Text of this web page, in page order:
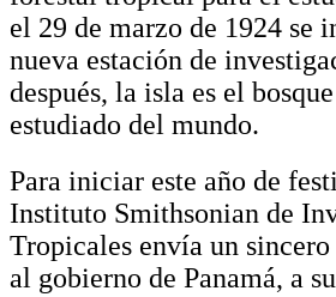
el 29 de marzo de 1924 se
nueva estación de
después, la isla es el
estudiado del mundo.
Para iniciar este año de
Instituto Smithsonian de
Tropicales envía un
al gobierno de Panamá, a